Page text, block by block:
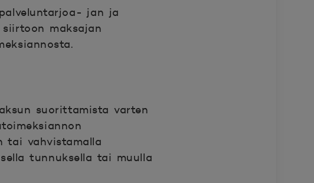
jan ja
siirtoon maksajan
suorittamista varten
tai vahvistamalla
tunnuksella tai muulla